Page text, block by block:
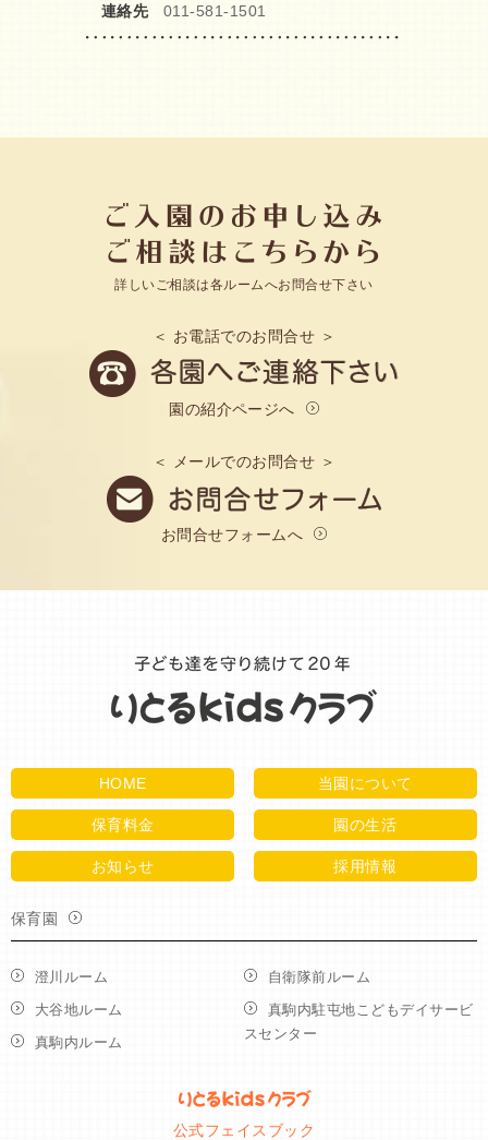
連絡先 011-581-1501
詳しいご相談は各ルームへお問合せ下さい
＜ お電話でのお問合せ ＞
園の紹介ページへ
＜ メールでのお問合せ ＞
お問合せフォームへ
HOME 当園について
保育料金 園の生活
お知らせ 採用情報
保育園
澄川ルーム
大谷地ルーム
真駒内ルーム
自衛隊前ルーム
真駒内駐屯地こどもデイサービ
スセンター
公式フェイスブック